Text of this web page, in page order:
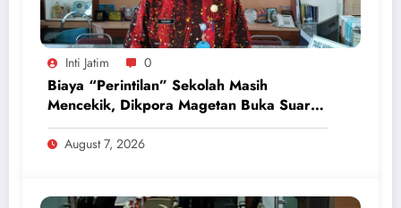
Inti Jatim 0
Biaya “Perintilan” Sekolah Masih
Mencekik, Dikpora Magetan Buka Suara
Soal Polemik Seragam dan Modul
August 7, 2026